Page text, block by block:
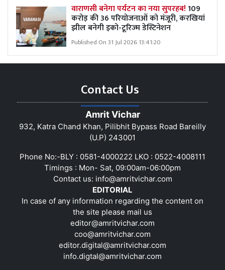
वाराणसी बनेगा पर्यटन का नया सुपरहब!109
करोड़ की 36 परियोजनाओं को मंजूरी, करखियां
झील बनेगी इको-टूरिज्म डेस्टिनेशन
Published On 31 Jul 2026 13:41:20
Contact Us
Amrit Vichar
932, Katra Chand Khan, Pilibhit Bypass Road Bareilly
(U.P) 243001
Phone No:-BLY : 0581-4000222 LKO : 0522-4008111
Timings : Mon- Sat, 09:00am-06:00pm
Contact us: info@amritvichar.com
EDITORIAL
In case of any information regarding the content on
the site please mail us
editor@amritvichar.com
coo@amritvichar.com
editor.digital@amritvichar.com
info.digtal@amritvichar.com